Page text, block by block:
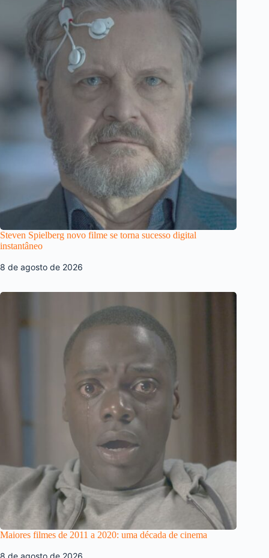
Steven Spielberg novo filme se torna sucesso digital
instantâneo
8 de agosto de 2026
Maiores filmes de 2011 a 2020: uma década de cinema